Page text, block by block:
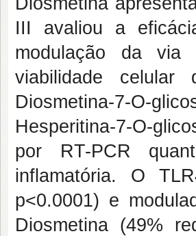
III avaliou a
modulação da via
viabilidade celular
Diosmetina-7-O-
Hesperitina-7-O-
por RT-PCR
inflamatória. O
p<0.0001) e
Diosmetina (49%